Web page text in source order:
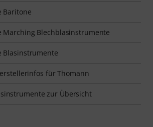
Baritone
Marching Blechblasinstrumente
Blasinstrumente
für Thomann
zur Übersicht